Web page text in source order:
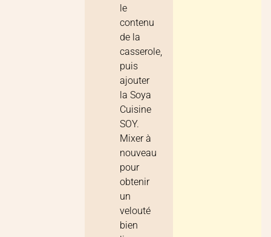
le
contenu
de la
casserole,
puis
ajouter
la Soya
Cuisine
SOY.
Mixer à
nouveau
pour
obtenir
un
velouté
bien